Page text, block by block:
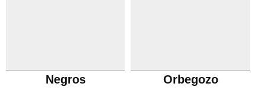
Negros Orbegozo